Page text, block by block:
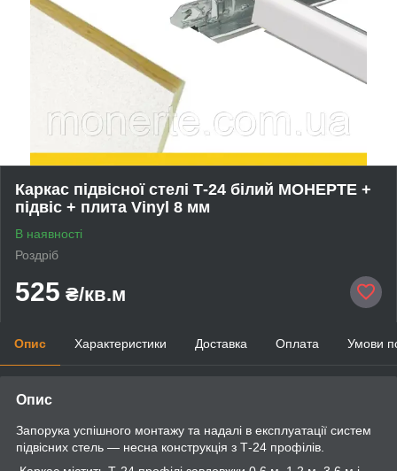
Каркас підвісної стелі Т-24 білий МОНЕРТЕ +
підвіс + плита Vinyl 8 мм
В наявності
Роздріб
525 ₴/кв.м
Опис Характеристики Доставка Оплата Умови
Опис
Запорука успішного монтажу та надалі в експлуатації систем
підвісних стель — несна конструкція з Т-24 профілів.